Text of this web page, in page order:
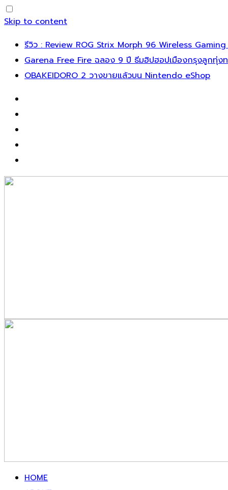
Skip to content
รีวิว : Review ROG Strix Morph 96 Wireless
Garena Free Fire ฉลอง 9 ปี ธีมฮิปฮอปเมืองกรุงลูกทุ่ง
OBAKEIDORO 2 วางขายแล้วบน Nintendo eShop
HOME